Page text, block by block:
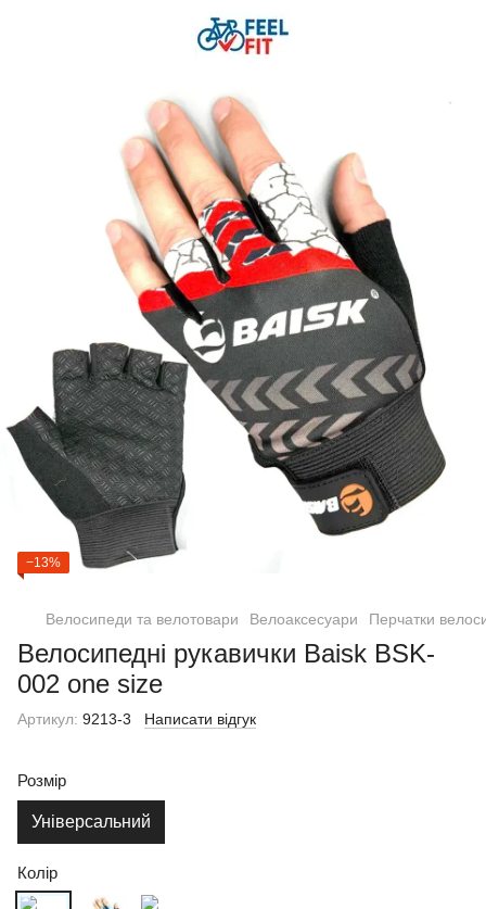
−13%
Велосипеди та велотовари Велоаксесуари Перчатки
Велосипедні рукавички Baisk BSK-
002 one size
Артикул: 9213-3 Написати відгук
Розмір
Універсальний
Колір